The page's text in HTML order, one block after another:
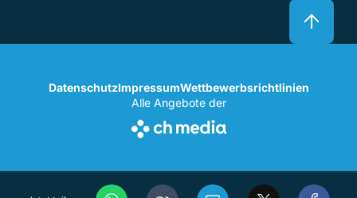
DatenschutzImpressumWettbewerbsrichtlinien
Alle Angebote der